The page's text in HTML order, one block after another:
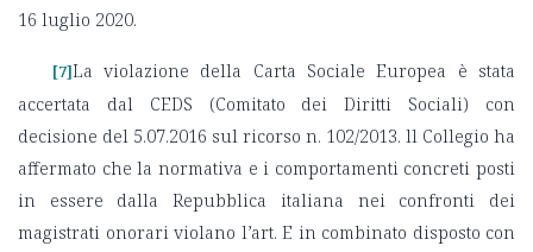
16 luglio 2020.
[7]La violazione della Carta Sociale Europea è stata
accertata dal CEDS (Comitato dei Diritti Sociali) con
decisione del 5.07.2016 sul ricorso n. 102/2013. ll Collegio ha
affermato che la normativa e i comportamenti concreti posti
in essere dalla Repubblica italiana nei confronti dei
magistrati onorari violano l’art. E in combinato disposto con